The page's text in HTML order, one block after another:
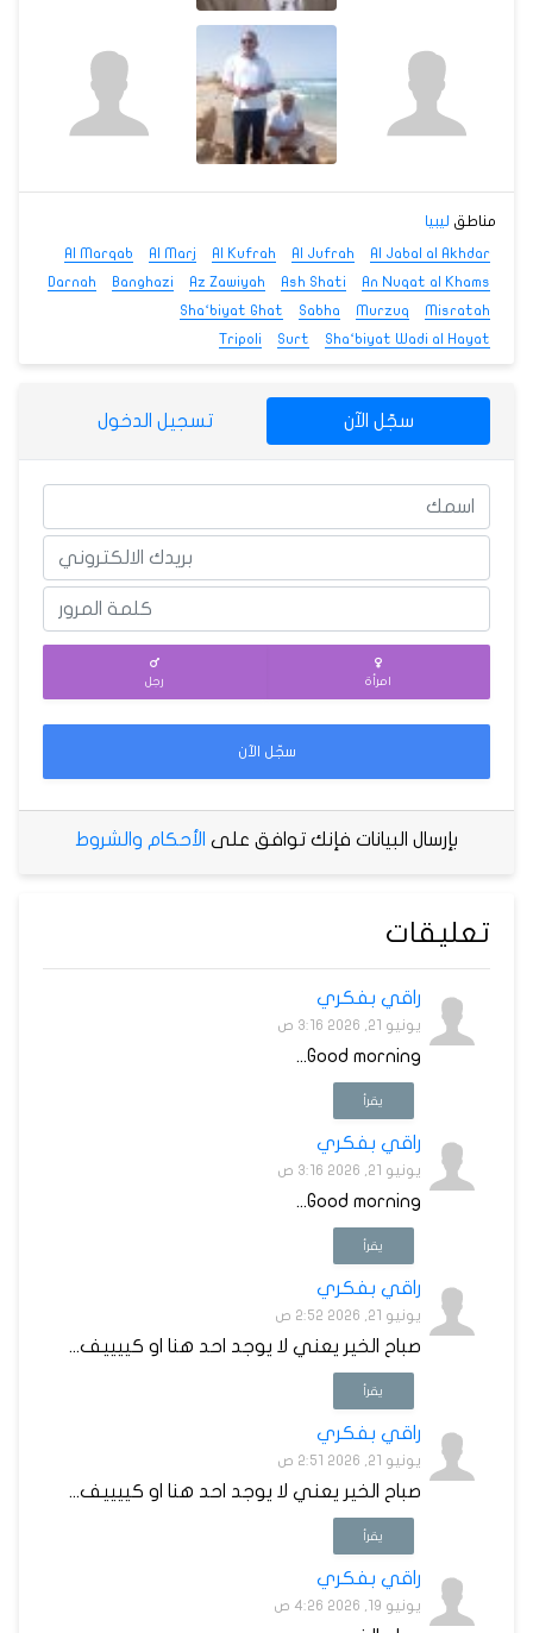
مناطق ليبيا
Al Jabal al Akhdar
Al Jufrah
Al Kufrah
Al Marj
Al Marqab
An Nuqat al Khams
Ash Shati
Az Zawiyah
Banghazi
Darnah
Misratah
Murzuq
Sabha
Sha‘biyat Ghat
Sha‘biyat Wadi al Hayat
Surt
Tripoli
سجّل الآن تسجيل الدخول
امرأة رجل
سجّل الآن
بإرسال البيانات فإنك توافق على الأحكام والشروط
تعليقات
راقي بفكري
يونيو 21, 2026 3:16 ص
Good morning...
يقرأ
راقي بفكري
يونيو 21, 2026 3:16 ص
Good morning...
يقرأ
راقي بفكري
يونيو 21, 2026 2:52 ص
صباح الخير يعني لا يوجد احد هنا او كييييف...
يقرأ
راقي بفكري
يونيو 21, 2026 2:51 ص
صباح الخير يعني لا يوجد احد هنا او كييييف...
يقرأ
راقي بفكري
يونيو 19, 2026 4:26 ص